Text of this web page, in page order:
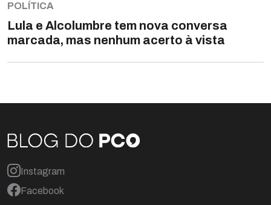
POLÍTICA
Lula e Alcolumbre tem nova conversa
marcada, mas nenhum acerto à vista
Instagram
Facebook